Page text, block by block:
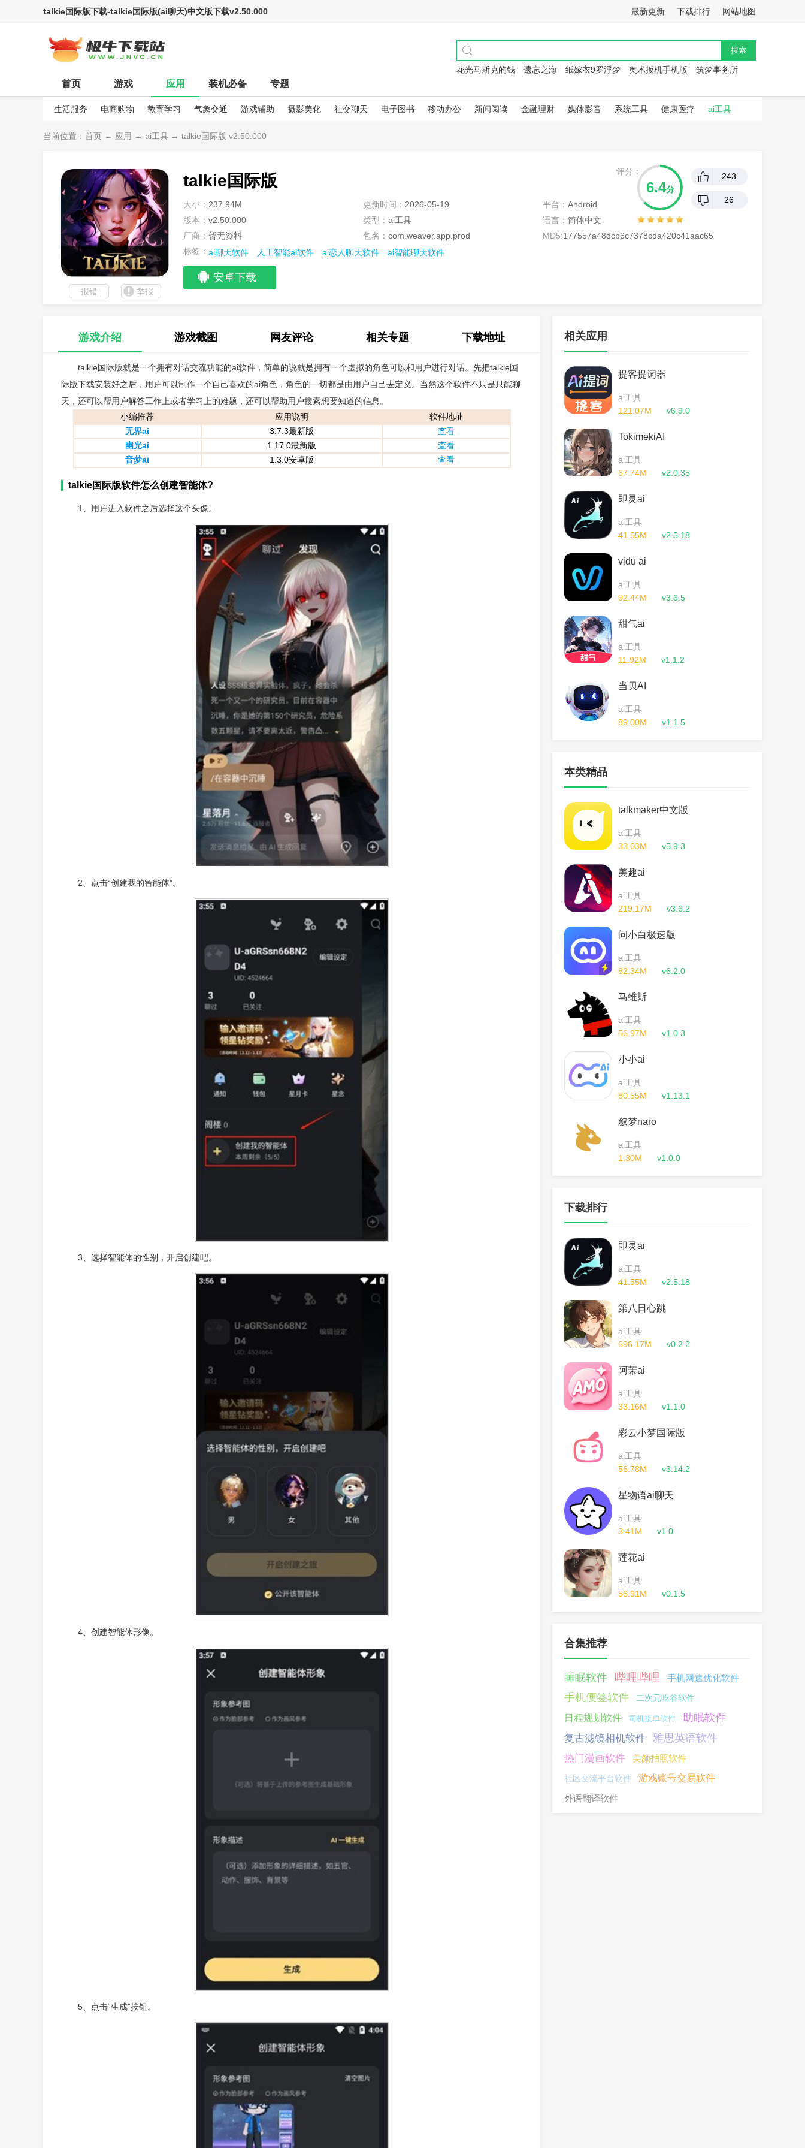
最新更新 下载排行 网站地图
talkie国际版下载-talkie国际版(ai聊天)中文版下载v2.50.000
花光马斯克的钱 遗忘之海 纸嫁衣9罗浮梦 奥术扳机手机版 筑梦事务所
首页 游戏 应用 装机必备 专题
生活服务 电商购物 教育学习 气象交通 游戏辅助 摄影美化 社交聊天 电子图书 移动办公 新闻阅读 金融理财 媒体影音 系统工具 健康医疗 ai工具
娱乐资讯
当前位置： 首页 → 应用 → ai工具 → talkie国际版 v2.50.000
talkie国际版
大小： 237.94M 更新时间： 2026-05-19 平台： Android
版本： v2.50.000 类型： ai工具 语言： 简体中文
厂商： 暂无资料 包名： com.weaver.app.prod MD5:177557a48dcb6c7378cda420c41aac65
标签： ai聊天软件 人工智能ai软件 ai恋人聊天软件 ai智能聊天软件
安卓下载
评分：
6.4分
243
26
报错 举报
游戏介绍 游戏截图 网友评论
(0)
相关专题 下载地址
talkie国际版就是一个拥有对话交流功能的ai软件，简单的说就是拥有一个虚拟的角色可以和用户进行对话。先把talkie国
际版下载安装好之后，用户可以制作一个自己喜欢的ai角色，角色的一切都是由用户自己去定义。当然这个软件不只是只能聊
天，还可以帮用户解答工作上或者学习上的难题，还可以帮助用户搜索想要知道的信息。
小编推荐
应用说明
软件地址
无界ai
3.7.3最新版
查看
幽光ai
1.17.0最新版
查看
音梦ai
1.3.0安卓版 查看
talkie国际版软件怎么创建智能体?
1、用户进入软件之后选择这个头像。
2、点击“创建我的智能体”。
3、选择智能体的性别，开启创建吧。
4、创建智能体形像。
5、点击“生成”按钮。
相关应用
提客提词器
ai工具
121.07M
v6.9.0
TokimekiAI
ai工具
67.74M
v2.0.35
即灵ai
ai工具
41.55M
v2.5.18
vidu ai
ai工具
92.44M
v3.6.5
甜气ai
ai工具
11.92M
v1.1.2
当贝AI
ai工具
89.00M
v1.1.5
本类精品
talkmaker中文版
ai工具
33.63M
v5.9.3
美趣ai
ai工具
219.17M
v3.6.2
问小白极速版
ai工具
82.34M
v6.2.0
马维斯
ai工具
56.97M
v1.0.3
小小ai
ai工具
80.55M
v1.13.1
叙梦naro
ai工具
1.30M
v1.0.0
下载排行
即灵ai
ai工具
41.55M
v2.5.18
第八日心跳
ai工具
696.17M
v0.2.2
阿茉ai
ai工具
33.16M
v1.1.0
彩云小梦国际版
ai工具
56.78M
v3.14.2
星物语ai聊天
ai工具
3.41M
v1.0
莲花ai
ai工具
56.91M
v0.1.5
合集推荐
睡眠软件 哔哩哔哩 手机网速优化软件
手机便签软件 二次元吃谷软件
日程规划软件 司机接单软件 助眠软件
复古滤镜相机软件 雅思英语软件
热门漫画软件 美颜拍照软件
社区交流平台软件
游戏账号交易软件
外语翻译软件